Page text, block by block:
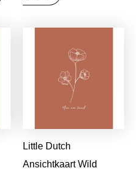
Little Dutch
Ansichtkaart Wild
is:
€0,99.